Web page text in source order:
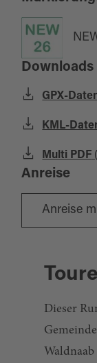
Downloads
GPX-
KML-
Multi PDF
Anreise
Anreise
Dieser